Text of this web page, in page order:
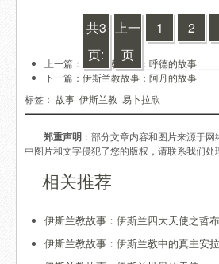
共3
页:
上一
页
1 2
上一篇：
伊斯兰教故事：呼德的故事
下一篇： 伊斯兰教故事：阿丹的故事
标签： 故事 伊斯兰教 易卜拉欣
郑重声明 ：部分文章内容和图片来源于
中图片和文字侵犯了您的版权，请联系我们处
相关推荐
伊斯兰教故事：伊斯兰四大天使之哲
伊斯兰教故事：伊斯兰教中的真主安拉